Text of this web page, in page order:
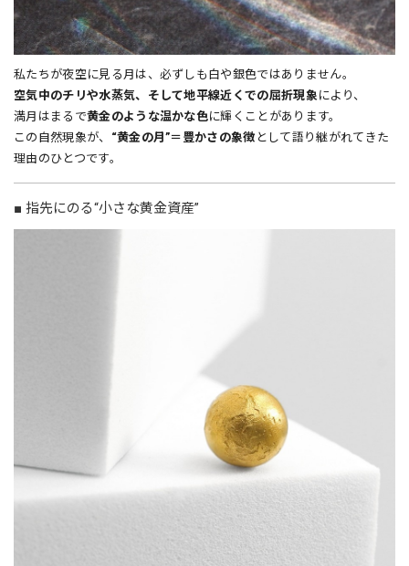
私たちが夜空に見る月は、必ずしも白や銀色ではありません。
空気中のチリや水蒸気、そして地平線近くでの屈折現象により、
満月はまるで黄金のような温かな色に輝くことがあります。
この自然現象が、 “黄金の月”＝豊かさの象徴 として語り継がれてきた
理由のひとつです。
■ 指先にのる“小さな黄金資産”